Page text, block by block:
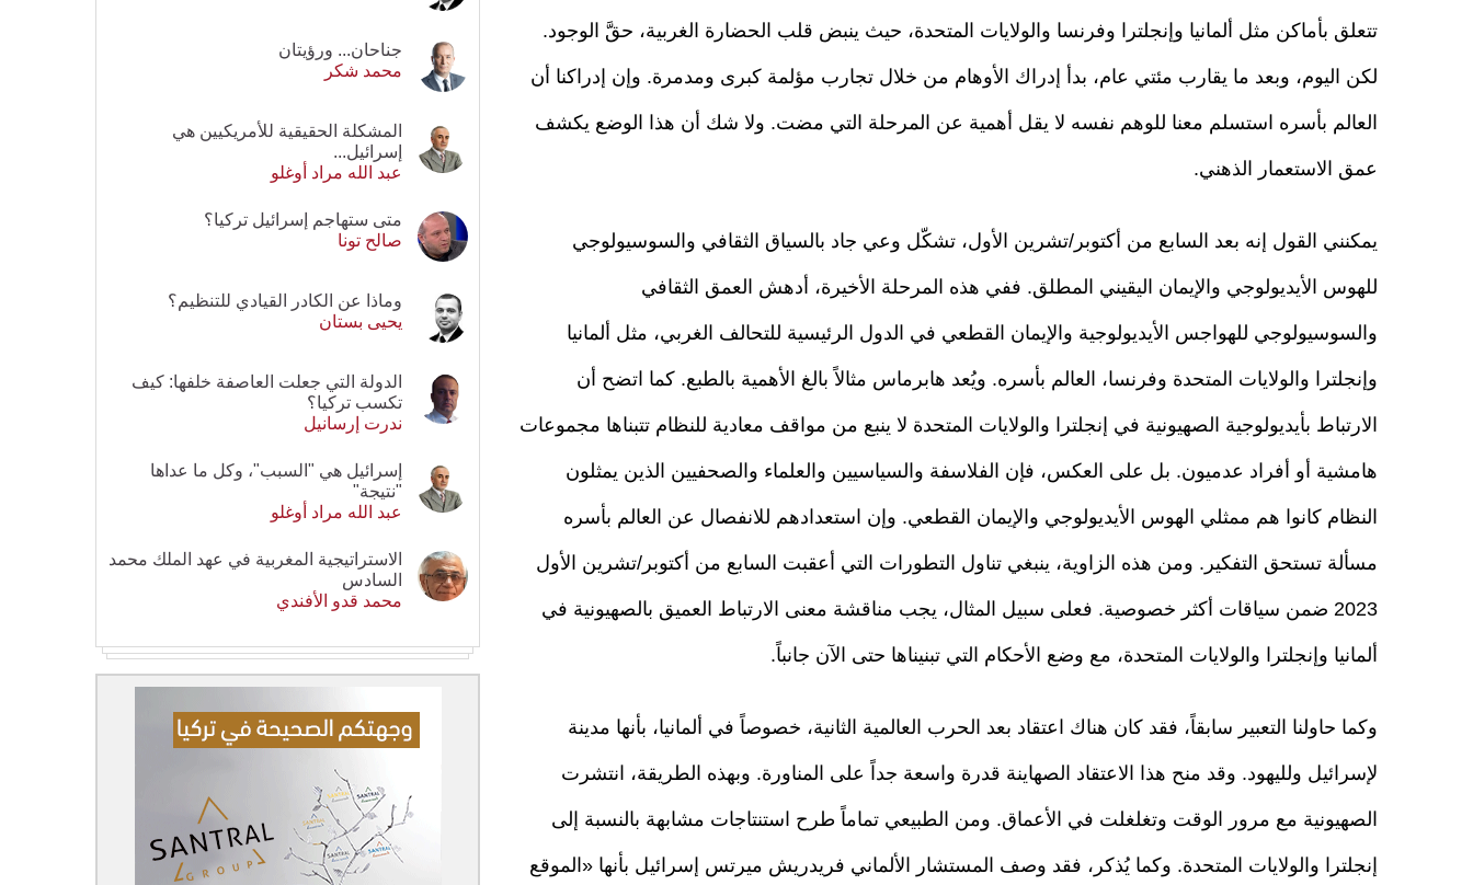
تتعلق بأماكن مثل ألمانيا وإنجلترا وفرنسا والولايات المتحدة، حيث ينبض قلب الحضارة الغربية، حقَّ الوجود.
لكن اليوم، وبعد ما يقارب مئتي عام، بدأ إدراك الأوهام من خلال تجارب مؤلمة كبرى ومدمرة. وإن إدراكنا أن
العالم بأسره استسلم معنا للوهم نفسه لا يقل أهمية عن المرحلة التي مضت. ولا شك أن هذا الوضع يكشف
عمق الاستعمار الذهني.
يمكنني القول إنه بعد السابع من أكتوبر/تشرين الأول، تشكّل وعي جاد بالسياق الثقافي والسوسيولوجي
للهوس الأيديولوجي والإيمان اليقيني المطلق. ففي هذه المرحلة الأخيرة، أدهش العمق الثقافي
والسوسيولوجي للهواجس الأيديولوجية والإيمان القطعي في الدول الرئيسية للتحالف الغربي، مثل ألمانيا
وإنجلترا والولايات المتحدة وفرنسا، العالم بأسره. ويُعد هابرماس مثالاً بالغ الأهمية بالطبع. كما اتضح أن
الارتباط بأيديولوجية الصهيونية في إنجلترا والولايات المتحدة لا ينبع من مواقف معادية للنظام تتبناها مجموعات
هامشية أو أفراد عدميون. بل على العكس، فإن الفلاسفة والسياسيين والعلماء والصحفيين الذين يمثلون
النظام كانوا هم ممثلي الهوس الأيديولوجي والإيمان القطعي. وإن استعدادهم للانفصال عن العالم بأسره
مسألة تستحق التفكير. ومن هذه الزاوية، ينبغي تناول التطورات التي أعقبت السابع من أكتوبر/تشرين الأول
2023 ضمن سياقات أكثر خصوصية. فعلى سبيل المثال، يجب مناقشة معنى الارتباط العميق بالصهيونية في
ألمانيا وإنجلترا والولايات المتحدة، مع وضع الأحكام التي تبنيناها حتى الآن جانباً.
وكما حاولنا التعبير سابقاً، فقد كان هناك اعتقاد بعد الحرب العالمية الثانية، خصوصاً في ألمانيا، بأنها مدينة
لإسرائيل ولليهود. وقد منح هذا الاعتقاد الصهاينة قدرة واسعة جداً على المناورة. وبهذه الطريقة، انتشرت
الصهيونية مع مرور الوقت وتغلغلت في الأعماق. ومن الطبيعي تماماً طرح استنتاجات مشابهة بالنسبة إلى
إنجلترا والولايات المتحدة. وكما يُذكر، فقد وصف المستشار الألماني فريدريش ميرتس إسرائيل بأنها «الموقع
جناحان... ورؤيتان
محمد شكر
المشكلة الحقيقية للأمريكيين هي
إسرائيل...
عبد الله مراد أوغلو
متى ستهاجم إسرائيل تركيا؟
صالح تونا
وماذا عن الكادر القيادي للتنظيم؟
يحيى بستان
الدولة التي جعلت العاصفة خلفها: كيف
تكسب تركيا؟
ندرت إرسانيل
إسرائيل هي "السبب"، وكل ما عداها
"نتيجة"
عبد الله مراد أوغلو
الاستراتيجية المغربية في عهد الملك محمد
السادس
محمد قدو الأفندي